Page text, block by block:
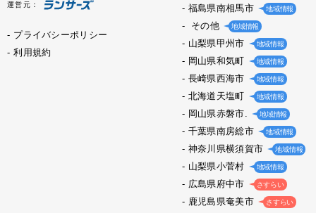
運営元：
プライバシーポリシー
利用規約
福島県南相馬市 地域情報
その他 地域情報
山梨県甲州市 地域情報
岡山県和気町 地域情報
長崎県西海市 地域情報
北海道天塩町 地域情報
岡山県赤磐市. 地域情報
千葉県南房総市 地域情報
神奈川県横須賀市 地域情報
山梨県小菅村 地域情報
広島県府中市 さすらい
鹿児島県奄美市 さすらい